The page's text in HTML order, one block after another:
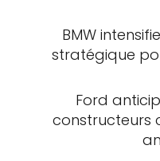
BMW
stratégique
Ford
constructeurs